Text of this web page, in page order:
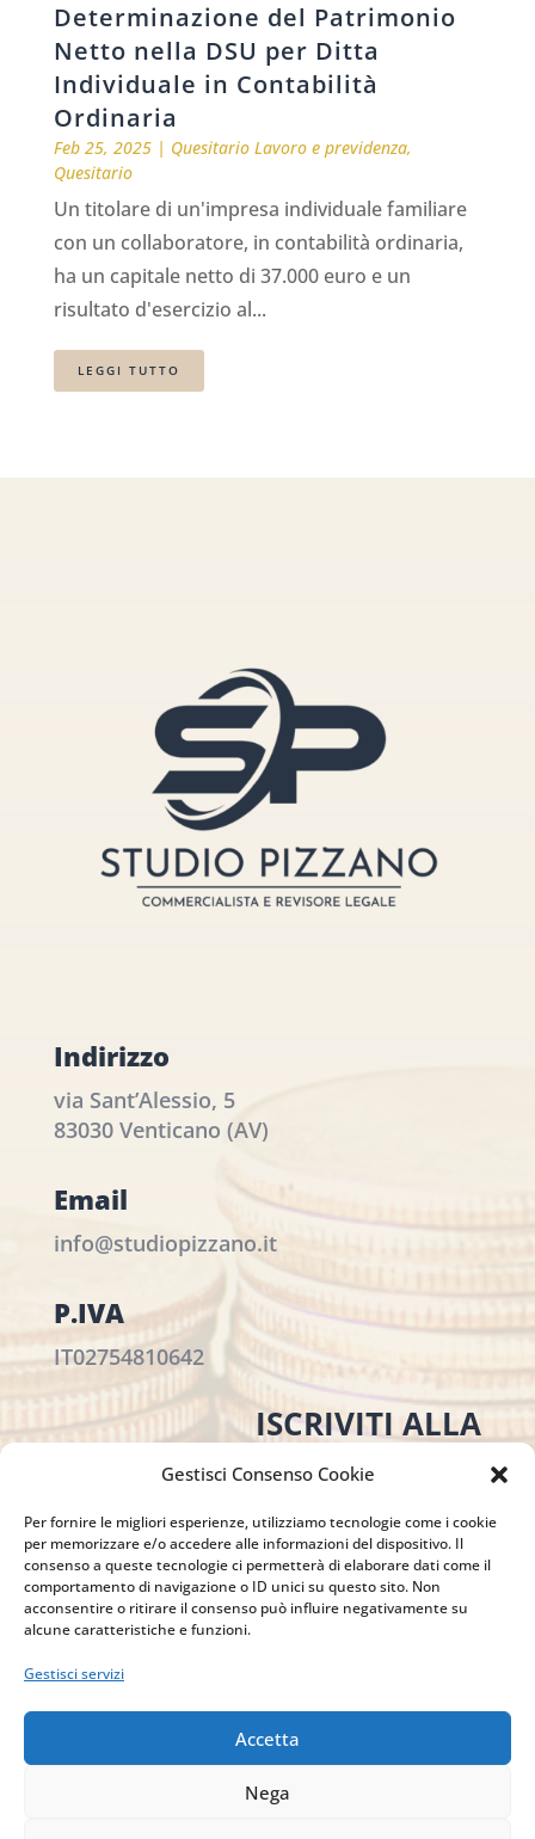
Gestisci Consenso Cookie
Per fornire le migliori esperienze, utilizziamo tecnologie come i cookie
per memorizzare e/o accedere alle informazioni del dispositivo. Il
consenso a queste tecnologie ci permetterà di elaborare dati come il
comportamento di navigazione o ID unici su questo sito. Non
acconsentire o ritirare il consenso può influire negativamente su
alcune caratteristiche e funzioni.
Gestisci servizi
Accetta
Nega
Determinazione del Patrimonio
Netto nella DSU per Ditta
Individuale in Contabilità
Ordinaria
Feb 25, 2025| Quesitario Lavoro e previdenza,
Quesitario
Un titolare di un'impresa individuale familiare
con un collaboratore, in contabilità ordinaria,
ha un capitale netto di 37.000 euro e un
risultato d'esercizio al...
LEGGI TUTTO
Indirizzo
via Sant’Alessio, 5
83030 Venticano (AV)
Email
info@studiopizzano.it
P.IVA
IT02754810642
ISCRIVITI ALLA
NEWSLETTER
novità, clicca sul pulsante qui sotto e
iscriviti alla nostra newsletter.
ISCRIVITI ALLA